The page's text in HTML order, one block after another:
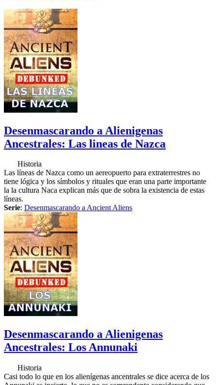
Desenmascarando a Alienigenas
Ancestrales: Las lineas de Nazca
Historia
Las líneas de Nazca como un aereopuerto para extraterrestres no
tiene lógica y los símbolos y rituales que eran una parte importante
la la cultura Naca explican más que de sobra la existencia de estas
líneas.
Serie: Desenmascarando a Ancient Aliens
Desenmascarando a Alienigenas
Ancestrales: Los Annunaki
Historia
Casi todo lo que en los alienígenas ancentrales se dice acerca de los